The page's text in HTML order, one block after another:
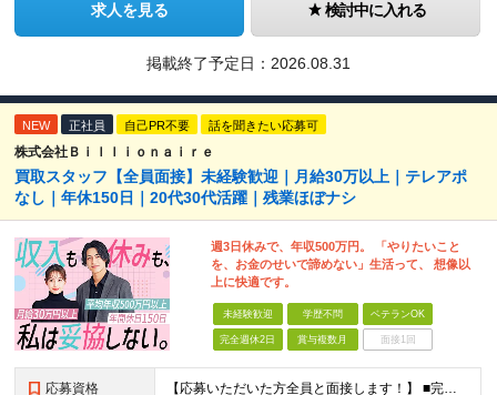
求人を見る 検討中に入れる
掲載終了予定日： 2026.08.31
NEW 正社員 自己PR不要 話を聞きたい応募可
株式会社Ｂｉｌｌｉｏｎａｉｒｅ
買取スタッフ【全員面接】未経験歓迎｜月給30万以上｜テレアポ
なし｜年休150日｜20代30代活躍｜残業ほぼナシ
週3日休みで、年収500万円。 「やりたいこと
を、お金のせいで諦めない」生活って、 想像以
上に快適です。
未経験歓迎 学歴不問 ベテランOK
完全週休2日 賞与複数月 面接1回
応募資格 【応募いただいた方全員と面接します！】 ■完全未経験OK ■転職回数・前職・スキル・学歴不問 ■20代～30代活躍中！ ★第二新卒も大歓迎 「新卒で入社したけど、環境が合わなくて早期に退職してしまっ